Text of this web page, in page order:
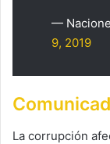
—
9, 2019
La corrupción